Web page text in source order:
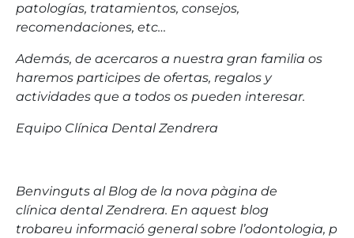
patologías, tratamientos, consejos,
recomendaciones, etc…
Además, de acercaros a nuestra gran familia os
haremos participes de ofertas, regalos y
actividades que a todos os pueden interesar.
Equipo Clínica Dental Zendrera
Benvinguts al Blog de ​​la nova pàgina de
clínica dental Zendrera. En aquest blog
trobareu informació general sobre l’odontologia, p